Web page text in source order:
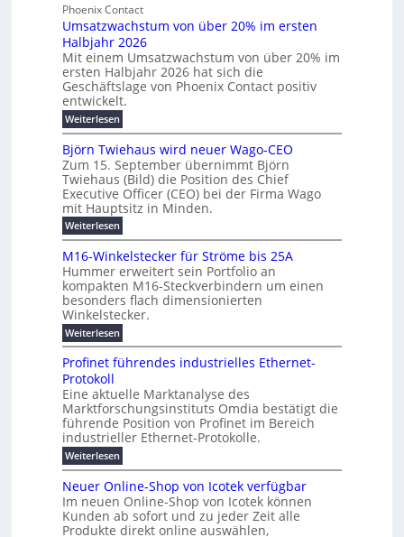
b
r
a
u
c
h
t
m
e
h
r
T
e
m
p
o
u
n
d
w
e
n
i
e
r
B
ü
r
o
r
a
u
b
f
ü
r
m
o
d
e
r
n
e
E
e
r
g
i
e
l
ö
u
n
g
e
n
e
N
H
-
S
i
c
h
e
r
u
n
g
s
l
a
s
t
s
c
h
a
t
l
e
s
t
e
n
e
i
l
i
g
u
n
g
b
e
i
m
2
0
2
6
E
u
r
o
p
e
E
h
e
r
c
a
t
h
r
f
a
c
h
d
u
r
c
f
ü
h
u
n
g
e
n
f
ü
r
e
ff
i
z
i
e
t
e
e
s
K
a
b
e
l
m
a
Phoenix Contact
Umsatzwachstum von über 20% im ersten
Halbjahr 2026
Mit einem Umsatzwachstum von über 20% im
ersten Halbjahr 2026 hat sich die
Geschäftslage von Phoenix Contact positiv
entwickelt.
Weiterlesen:
U
m
s
a
t
w
a
c
h
s
t
u
m
v
o
n
ü
b
e
2
0
%
i
m
e
r
s
e
n
Björn Twiehaus wird neuer Wago-CEO
Zum 15. September übernimmt Björn
Twiehaus (Bild) die Position des Chief
Executive Officer (CEO) bei der Firma Wago
mit Hauptsitz in Minden.
Weiterlesen:
B
j
ö
r
n
T
w
i
e
h
a
s
w
i
d
n
e
e
r
W
a
M16-Winkelstecker für Ströme bis 25A
Hummer erweitert sein Portfolio an
kompakten M16-Steckverbindern um einen
besonders flach dimensionierten
Winkelstecker.
Weiterlesen:
M
1
6
W
i
n
k
e
l
s
t
e
c
k
e
Profinet führendes industrielles Ethernet-
Protokoll
Eine aktuelle Marktanalyse des
Marktforschungsinstituts Omdia bestätigt die
führende Position von Profinet im Bereich
industrieller Ethernet-Protokolle.
Weiterlesen:
P
r
o
f
i
n
Neuer Online-Shop von Icotek verfügbar
Im neuen Online-Shop von Icotek können
Kunden ab sofort und zu jeder Zeit alle
Produkte direkt online auswählen,